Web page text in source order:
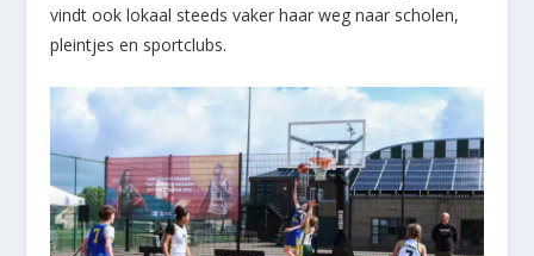
vindt ook lokaal steeds vaker haar weg naar scholen,
pleintjes en sportclubs.